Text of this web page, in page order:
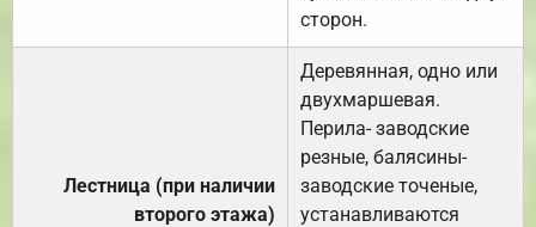
сторон.
Лестница (при наличии
второго этажа)
Деревянная, одно или
двухмаршевая.
Перила- заводские
резные, балясины-
заводские точеные,
устанавливаются